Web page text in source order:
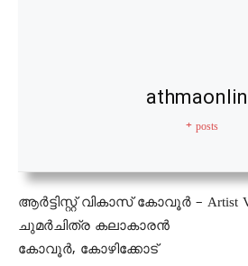
+ posts
ആർട്ടിസ്റ്റ് വികാസ് കോവൂര്‍ – Artist
ചുമര്‍ചിത്ര കലാകാരൻ
കോവൂര്‍, കോഴിക്കോട്